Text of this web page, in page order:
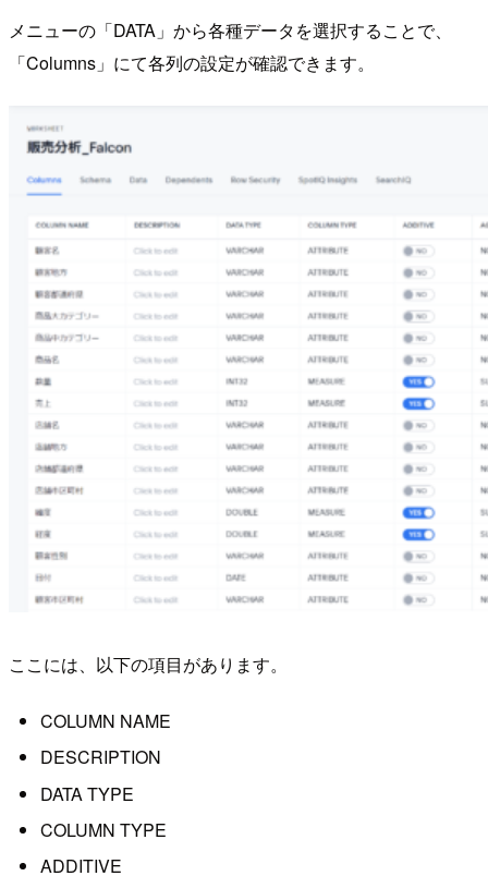
メニューの「DATA」から各種データを選択することで、
「Columns」にて各列の設定が確認できます。
ここには、以下の項目があります。
COLUMN NAME
DESCRIPTION
DATA TYPE
COLUMN TYPE
ADDITIVE